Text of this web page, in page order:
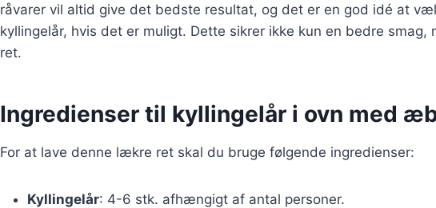
råvarer vil altid give det bedste resultat, og det er en god idé at
kyllingelår, hvis det er muligt. Dette sikrer ikke kun en bedre smag,
ret.
Ingredienser til kyllingelår i ovn med
For at lave denne lækre ret skal du bruge følgende ingredienser:
Kyllingelår: 4-6 stk. afhængigt af antal personer.